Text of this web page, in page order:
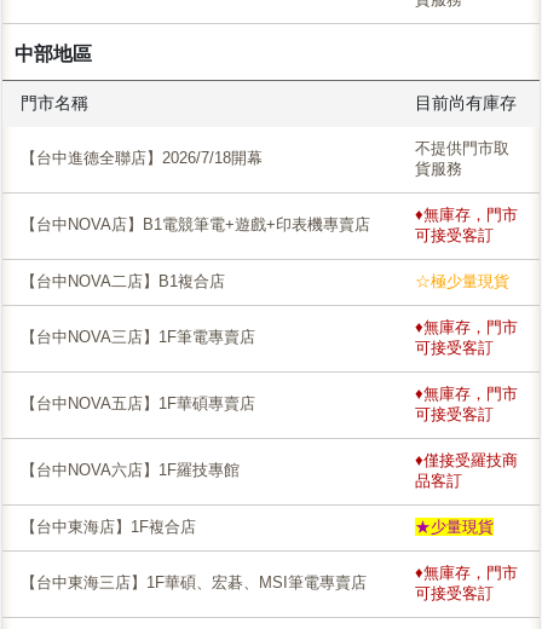
中部地區
門市名稱 目前尚有庫存
【台中進德全聯店】2026/7/18開幕
不提供門市取
貨服務
【台中NOVA店】B1電競筆電+遊戲+印表機專賣店
♦無庫存，門市
可接受客訂
【台中NOVA二店】B1複合店 ☆極少量現貨
【台中NOVA三店】1F筆電專賣店
♦無庫存，門市
可接受客訂
【台中NOVA五店】1F華碩專賣店
♦無庫存，門市
可接受客訂
【台中NOVA六店】1F羅技專館
♦僅接受羅技商
品客訂
【台中東海店】1F複合店 ★少量現貨
【台中東海三店】1F華碩、宏碁、MSI筆電專賣店
♦無庫存，門市
可接受客訂